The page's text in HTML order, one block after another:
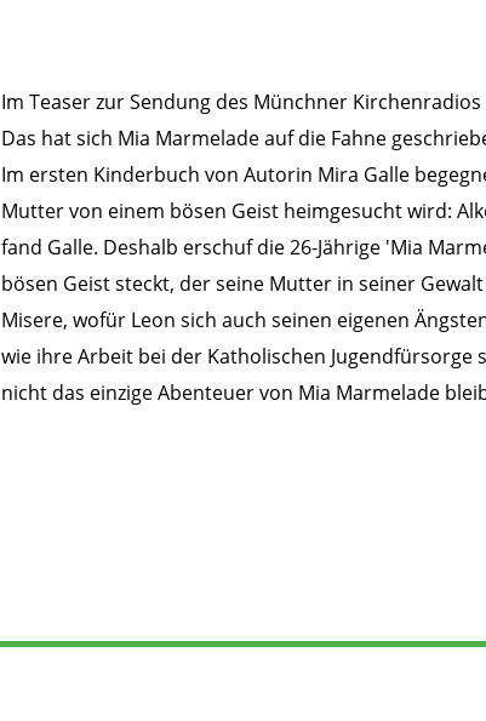
Im Teaser zur Sendung des Münchner
Das hat sich Mia Marmelade auf die Fahne
Im ersten Kinderbuch von Autorin Mira Galle
Mutter von einem bösen Geist heimgesucht wird:
fand Galle. Deshalb erschuf die 26-Jährige 'Mia
bösen Geist steckt, der seine Mutter in seiner
Misere, wofür Leon sich auch seinen eigenen
wie ihre Arbeit bei der Katholischen
nicht das einzige Abenteuer von Mia Marmelade